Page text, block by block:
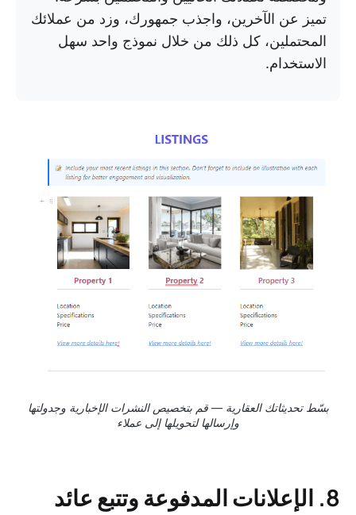
تميز عن الآخرين، واجذب جمهورك، وزد من عملائك
المحتملين، كل ذلك من خلال نموذج واحد سهل
الاستخدام.
بسّط تحديثاتك العقارية — قم بتخصيص النشرات الإخبارية وجدولتها
وإرسالها لتحويلها إلى عملاء
8. الإعلانات المدفوعة وتتبع عائد